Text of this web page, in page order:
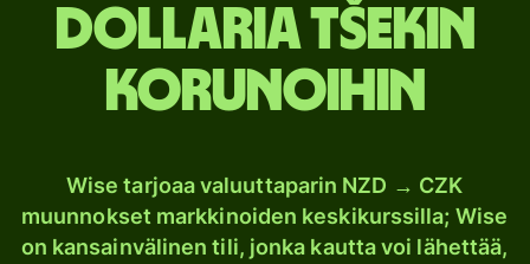
dollaria Tšekin
korunoihin
Wise tarjoaa valuuttaparin NZD → CZK
muunnokset markkinoiden keskikurssilla; Wise
on kansainvälinen tili, jonka kautta voi lähettää,